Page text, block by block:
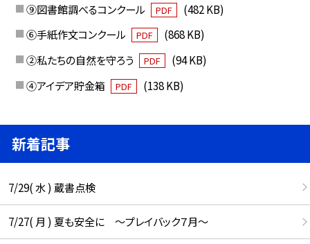
⑨図書館調べるコンクール
PDF
(482 KB)
⑥手紙作文コンクール
PDF
(868 KB)
②私たちの自然を守ろう
PDF
(94 KB)
④アイデア貯金箱
PDF (138 KB)
新着記事
7/29( 水 ) 蔵書点検
7/27( 月 ) 夏も安全に ～プレイバック７月～